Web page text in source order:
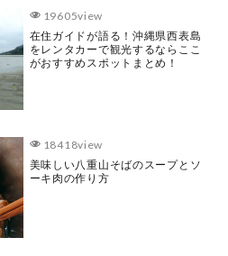
19605view
在住ガイドが語る！沖縄県西表島
をレンタカーで観光するならここ
がおすすめスポットまとめ！
18418view
美味しい八重山そばのスープとソ
ーキ肉の作り方